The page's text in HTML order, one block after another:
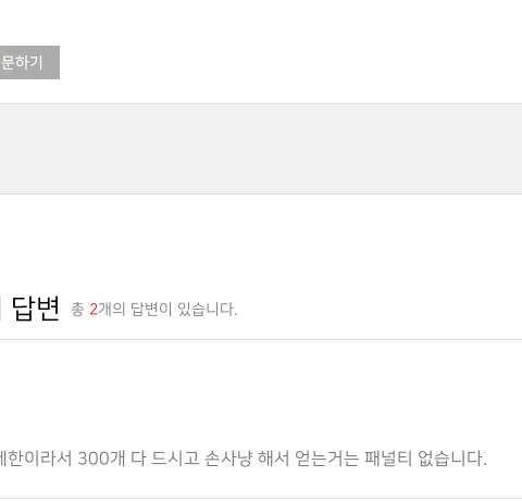
답변 총 2개의 답변이 있습니다.
이라서 300개 다 드시고 손사냥 해서 얻는거는 패널티 없습니다.